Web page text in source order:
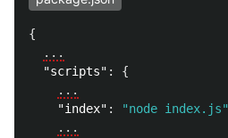
{
...
"scripts" :
{
...
"index" : "node index.js"
...